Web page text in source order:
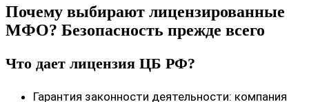
Почему выбирают лицензированные
МФО? Безопасность прежде всего
Что дает лицензия ЦБ РФ?
Гарантия законности деятельности: компания